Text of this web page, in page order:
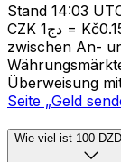
Stand 14:03
CZK دج1 = Kč0.1577. Der Mittelkurs ist der Mittelwert
zwischen An-
Überweisung
Seite „Geld
Wie viel ist 100